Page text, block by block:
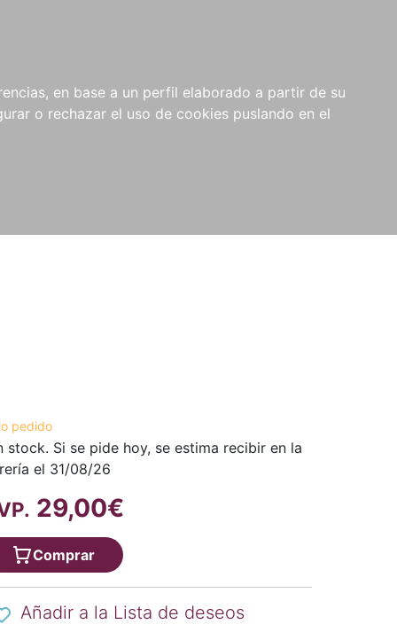
en base a un perfil elaborado a partir de su
o rechazar el uso de cookies puslando en el
NOVEDADES NOTICIAS
COMPRAS
INSTITUCIONALES
pedido
stock. Si se pide hoy, se estima recibir en la
el 31/08/26
29,00€
Comprar
Añadir a la Lista de deseos